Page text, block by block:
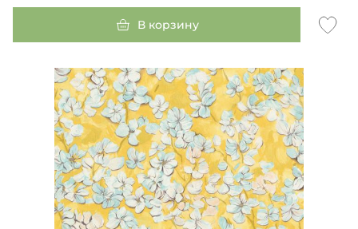
В корзину